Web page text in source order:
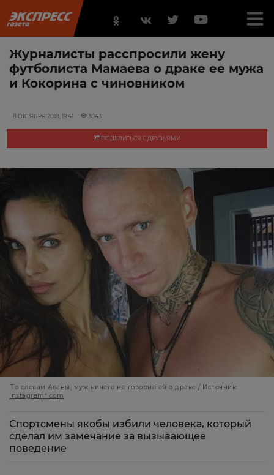
Журналисты расспросили жену
футболиста Мамаева о драке ее мужа
и Кокорина с чиновником
8 ОКТЯБРЯ 2018, 19:41 3043
ПОДЕЛИТЬСЯ С ДРУЗЬЯМИ
По словам Аланы, муж ничего не говорил ей о драке / Источник:
Instagram*.com
Спортсмены якобы избили человека, который
сделал им замечание за вызывающее
поведение